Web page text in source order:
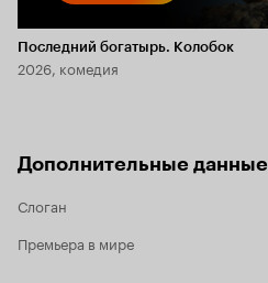
Последний богатырь. Колобок
2026, комедия
Дополнительные данные
Слоган
Премьера в мире